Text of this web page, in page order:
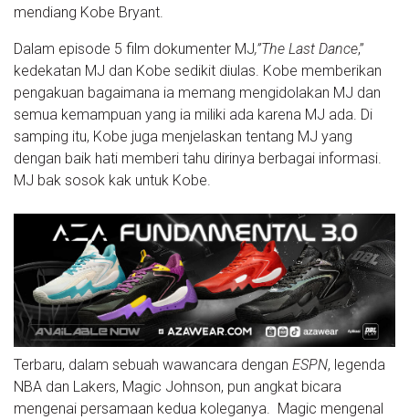
mendiang Kobe Bryant.
Dalam episode 5 film dokumenter MJ,”The Last Dance,”
kedekatan MJ dan Kobe sedikit diulas. Kobe memberikan
pengakuan bagaimana ia memang mengidolakan MJ dan
semua kemampuan yang ia miliki ada karena MJ ada. Di
samping itu, Kobe juga menjelaskan tentang MJ yang
dengan baik hati memberi tahu dirinya berbagai informasi.
MJ bak sosok kak untuk Kobe.
Terbaru, dalam sebuah wawancara dengan ESPN, legenda
NBA dan Lakers, Magic Johnson, pun angkat bicara
mengenai persamaan kedua koleganya. Magic mengenal